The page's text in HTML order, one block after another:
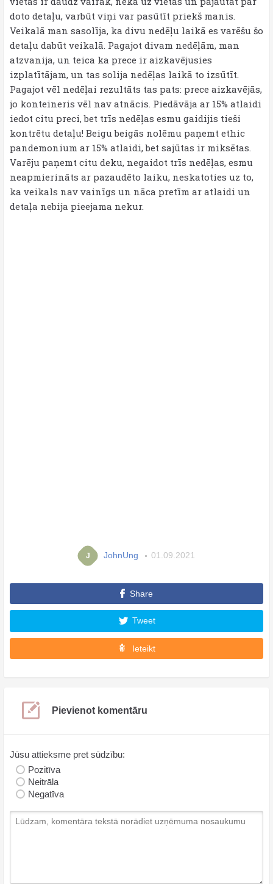
doto detaļu, varbūt viņi var pasūtīt priekš manis.
Veikalā man sasolīja, ka divu nedēļu laikā es varēšu šo
detaļu dabūt veikalā. Pagajot divam nedēļām, man
atzvanija, un teica ka prece ir aizkavējusies
izplatītājam, un tas solija nedēļas laikā to izsūtīt.
Pagajot vēl nedēļai rezultāts tas pats: prece aizkavējās,
jo konteineris vēl nav atnācis. Piedāvāja ar 15% atlaidi
iedot citu preci, bet trīs nedēļas esmu gaidijis tieši
kontrētu detaļu! Beigu beigās nolēmu paņemt ethic
pandemonium ar 15% atlaidi, bet sajūtas ir miksētas.
Varēju paņemt citu deku, negaidot trīs nedēļas, esmu
neapmierināts ar pazaudēto laiku, neskatoties uz to,
ka veikals nav vainīgs un nāca pretīm ar atlaidi un
detaļa nebija pieejama nekur.
J JohnUng 01.09.2021
Share
Tweet
Ieteikt
Pievienot komentāru
Jūsu attieksme pret sūdzību:
Pozitīva
Neitrāla
Negatīva